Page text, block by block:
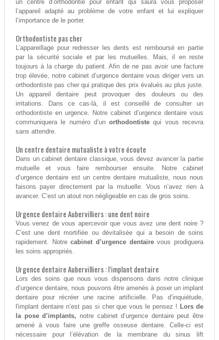
un centre d’orthodontie pour enfant qui saura vous proposer
l’appareil adapté au problème de votre enfant et lui expliquer
l’importance de le porter.
Orthodontiste pas cher
L’appareillage pour redresser les dents est remboursé en partie
par la sécurité sociale et par les mutuelles. Mais, il en reste
toujours à la charge du patient. Afin de ne pas avoir une facture
trop élevée, notre cabinet d’urgence dentaire vous diriger vers un
orthodontiste pas cher qui pratique des prix évalués au plus juste.
Un appareil dentaire peut provoquer des douleurs ou des
irritations. Dans ce cas-là, il est conseillé de consulter un
orthodontiste en urgence. Notre cabinet d’urgence dentaire vous
communiquera le numéro d’unorthodontiste qui vous recevra
sans attendre.
Un centre dentaire mutualiste à votre écoute
Dans un cabinet dentaire classique, vous devez avancer la partie
mutuelle et vous faire rembourser ensuite. Notre cabinet
d’urgence dentaire est un centre dentaire mutualiste, nous nous
faisons payer directement par la mutuelle. Vous n’avez rien à
avancer. C’est un atout non négligeable en cas de gros soins.
Urgence dentaire Aubervilliers : une dent noire
Vous venez de vous apercevoir que vous avez une dent noire ?
C’est une dent mortifiée ou dévitalisée qui a besoin de soins
rapidement. Notrecabinet d’urgence dentairevous prodiguera
les soins appropriés.
Urgence dentaire Aubervilliers : l’implant dentaire
Lors des soins que nous vous dispensons dans notre clinique
d’urgence dentaire, nous pouvons être amenés à poser un implant
dentaire pour récréer une racine artificielle. Pas d’inquiétude,
l'implant dentaire n’est pas si cher que vous le pensez ! Lors de
la pose d’implants, notre cabinet d’urgence dentaire peut être
amené à vous faire une greffe osseuse dentaire. Celle-ci est
nécessaire pour l’élévation de la membrane du sinus lift